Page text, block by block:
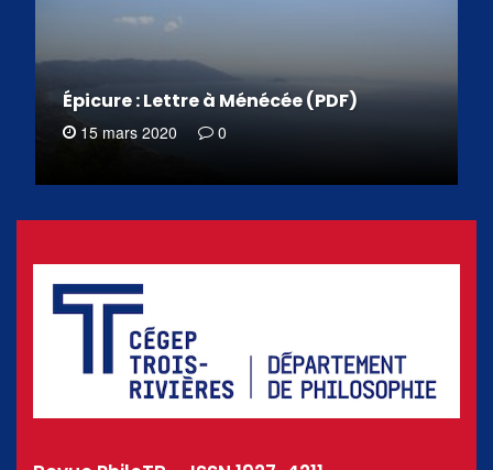
Épicure : Lettre à Ménécée (PDF)
15 mars 2020 0